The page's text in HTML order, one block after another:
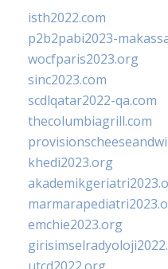
isth2022.com
p2b2pabi2023-
wocfparis2023.org
sinc2023.com
scdlqatar2022-qa.com
thecolumbiagrill.com
khedi2023.org
emchie2023.org